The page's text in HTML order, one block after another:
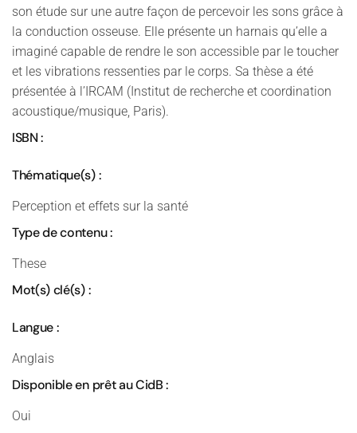
son étude sur une autre façon de percevoir les sons grâce à
la conduction osseuse. Elle présente un harnais qu’elle a
imaginé capable de rendre le son accessible par le toucher
et les vibrations ressenties par le corps. Sa thèse a été
présentée à l’IRCAM (Institut de recherche et coordination
acoustique/musique, Paris).
ISBN :
Thématique(s) :
Perception et effets sur la santé
Type de contenu :
These
Mot(s) clé(s) :
Langue :
Anglais
Disponible en prêt au CidB :
Oui